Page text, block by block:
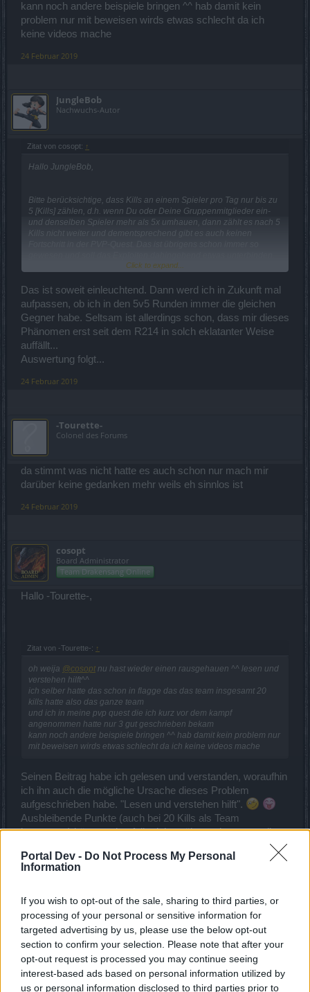
Portal Dev - Do Not Process My Personal
Information
If you wish to opt-out of the sale, sharing to third parties, or
processing of your personal or sensitive information for
targeted advertising by us, please use the below opt-out
section to confirm your selection. Please note that after your
opt-out request is processed you may continue seeing
interest-based ads based on personal information utilized by
us or personal information disclosed to third parties prior to
kann noch andere beispiele bringen ^^ hab damit kein
problem nur mit beweisen wirds etwas schlecht da ich
keine videos mache
24 Februar 2019
JungleBob
Nachwuchs-Autor
Zitat von cosopt: ↑
Hallo JungleBob,
Bitte berücksichtige, dass Kills an einem Spieler pro Tag nur bis zu
5 [Kills] zählen, d.h. wenn Du oder Deine Gruppenmitglieder ein-
und denselben Spieler mehr als 5x umhauen, dann zählt es nach 5
Kills nicht weiter und dementsprechend gibt es auch keinen
Mit freundlichen Grüßen,
Click to expand...
Das ist soweit einleuchtend. Dann werd ich in Zukunft mal
aufpassen, ob ich in den 5v5 Runden immer die gleichen
Gegner habe. Seltsam ist allerdings schon, dass mir dieses
Phänomen erst seit dem R214 in solch eklatanter Weise
auffällt...
Auswertung folgt...
24 Februar 2019
-Tourette-
Colonel des Forums
da stimmt was nicht hatte es auch schon nur mach mir
darüber keine gedanken mehr weils eh sinnlos ist
24 Februar 2019
cosopt
Board Administrator
Team Drakensang Online
Hallo -Tourette-,
Zitat von -Tourette-: ↑
oh weija @cosopt nu hast wieder einen rausgehauen ^^ lesen und
verstehen hilft^^
ich selber hatte das schon in flagge das das team insgesamt 20
kills hatte also das ganze team
und ich in meine pvp quest die ich kurz vor dem kampf
angenommen hatte nur 3 gut geschrieben bekam
kann noch andere beispiele bringen ^^ hab damit kein problem nur
mit beweisen wirds etwas schlecht da ich keine videos mache
Seinen Beitrag habe ich gelesen und verstanden, woraufhin
ich ihn auch die mögliche Ursache dieses Problem
aufgeschrieben habe. "Lesen und verstehen hilft".
Ausbleibende Punkte (auch bei 20 Kills als Team
insgesamt) können ebenfalls daher rühren, dass man die
Spieler bereits zuvor in einem anderen Match besiegt hatte
oder das Tode ggf. durch Umstände zutragen kamen wie
der Tod durch den eigenen Minion, welcher per
der User von der "40 Quest" sprach, war er aber auch
schon weiter fortgeschritten, was dafür spricht, dass er die
Spieler aller Wahrscheinlichkeit nach schon zu häufig
besiegt hatte an dem Tag. (Von Problemen beim
"Tageswechsel" gehen wir mal nicht aus, dafür ist der
Beitrag zu spät gewesen.)